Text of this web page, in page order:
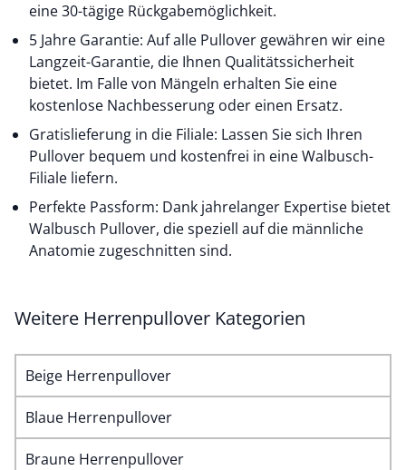
eine 30-tägige Rückgabemöglichkeit.
5 Jahre Garantie: Auf alle Pullover gewähren wir eine
Langzeit-Garantie, die Ihnen Qualitätssicherheit
bietet. Im Falle von Mängeln erhalten Sie eine
kostenlose Nachbesserung oder einen Ersatz.
Gratislieferung in die Filiale: Lassen Sie sich Ihren
Pullover bequem und kostenfrei in eine Walbusch-
Filiale liefern.
Perfekte Passform: Dank jahrelanger Expertise bietet
Walbusch Pullover, die speziell auf die männliche
Anatomie zugeschnitten sind.
Weitere Herrenpullover Kategorien
Beige Herrenpullover
Blaue Herrenpullover
Braune Herrenpullover